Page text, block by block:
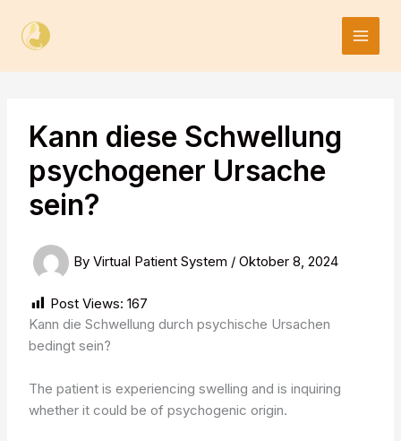
content
Kann diese Schwellung
psychogener Ursache
sein?
ByVirtual Patient System /Oktober 8, 2024
Post Views: 167
Kann die Schwellung durch psychische Ursachen
bedingt sein?
The patient is experiencing swelling and is inquiring
whether it could be of psychogenic origin.